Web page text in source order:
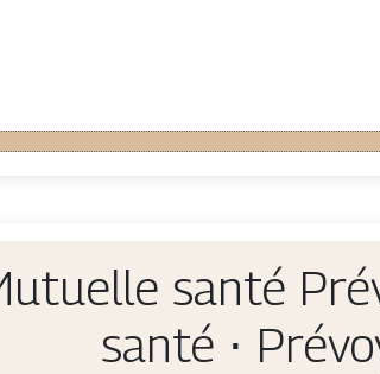
santé
santé ⋅